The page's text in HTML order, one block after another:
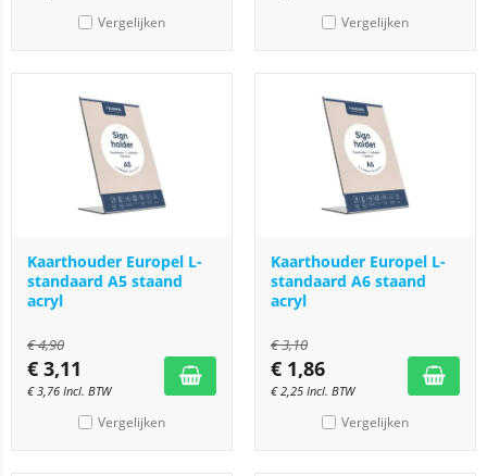
Vergelijken Vergelijken
Kaarthouder Europel L-
standaard A5 staand
acryl
€4,90
€ 3,11
€3,76 Incl. BTW
Vergelijken
Kaarthouder Europel L-
standaard A6 staand
acryl
€3,10
€ 1,86
€2,25 Incl. BTW
Vergelijken